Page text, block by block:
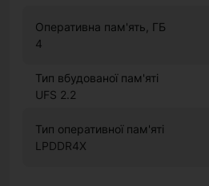
Оперативна пам'ять, ГБ
4
Тип вбудованої пам'яті
UFS 2.2
Тип оперативної пам'яті
LPDDR4X